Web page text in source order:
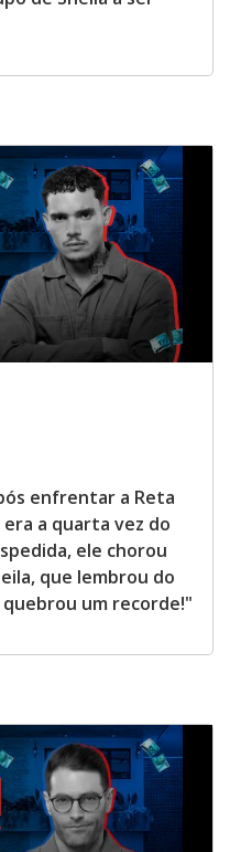
enfrentar a Reta
era a quarta vez do
ele chorou
que lembrou do
um recorde!"